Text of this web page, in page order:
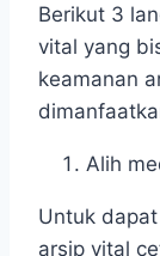
Berikut 3
vital yang
keamanan
Alih
Untuk
arsip vital